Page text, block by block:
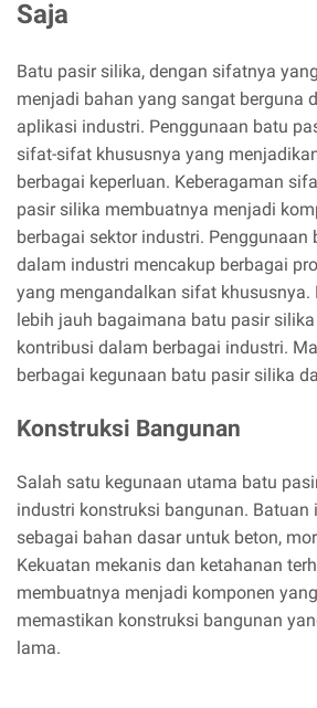
Saja
Batu pasir silika, dengan sifatnya
menjadi bahan yang sangat berguna
aplikasi industri. Penggunaan batu
sifat-sifat khususnya yang
berbagai keperluan. Keberagaman
pasir silika membuatnya menjadi
berbagai sektor industri. Penggunaan
dalam industri mencakup berbagai
yang mengandalkan sifat khususnya.
lebih jauh bagaimana batu pasir
kontribusi dalam berbagai industri.
berbagai kegunaan batu pasir silika
Konstruksi Bangunan
Salah satu kegunaan utama batu
industri konstruksi bangunan. Batuan
sebagai bahan dasar untuk beton,
Kekuatan mekanis dan ketahanan
membuatnya menjadi komponen
memastikan konstruksi bangunan
lama.